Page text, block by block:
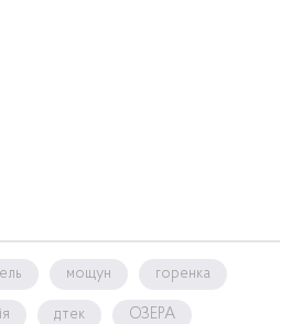
мощун горенка
дтек ОЗЕРА